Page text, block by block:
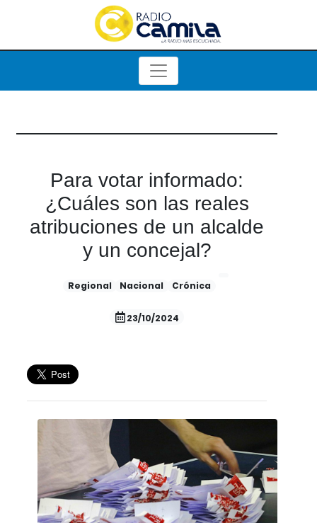
Para votar informado:
¿Cuáles son las reales
atribuciones de un alcalde
y un concejal?
Regional Nacional Crónica
23/10/2024